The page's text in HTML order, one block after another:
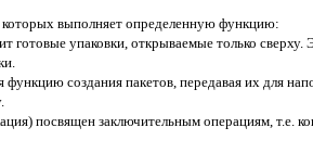
выполняет определенную функцию:
упаковки, открываемые только
создания пакетов, передавая их для
посвящен заключительным операциям, т.е.